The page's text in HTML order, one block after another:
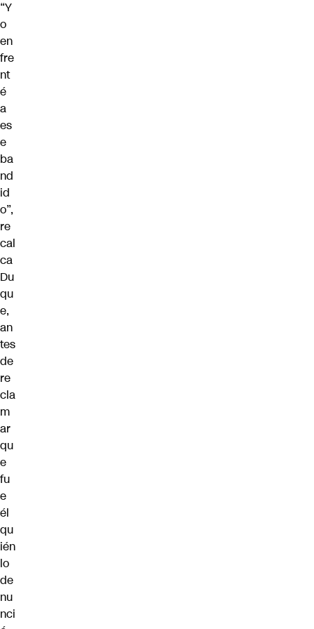
“Y
o
en
fre
nt
é
a
es
e
ba
nd
id
o”,
re
cal
ca
Du
qu
e,
an
tes
de
re
cla
m
ar
qu
e
fu
e
él
qu
ién
lo
de
nu
nci